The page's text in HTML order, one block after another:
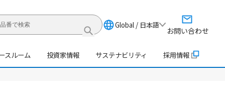
Global / 日本語
お問い合わせ
スルーム 投資家情報 サステナビリティ
採用情報